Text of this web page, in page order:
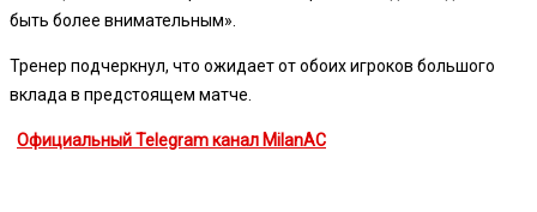
быть более внимательным».
Тренер подчеркнул, что ожидает от обоих игроков большого
вклада в предстоящем матче.
Официальный Telegram канал MilanAC